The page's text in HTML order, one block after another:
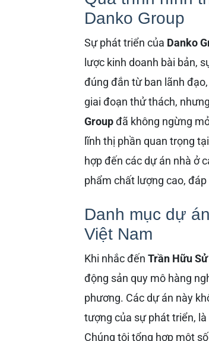
Danko Group
Sự phát triển của Danko
lược kinh doanh bài bản,
đúng đắn từ ban lãnh
giai đoạn thử thách,
Groupđã không ngừng
lĩnh thị phần quan trọng
hợp đến các dự án nhà ở
phẩm chất lượng cao,
Danh mục dự
Việt Nam
Khi nhắc đến Trần Hữu Sử
động sản quy mô hàng
phương. Các dự án này
tượng của sự phát triển,
Chúng tôi tổng hợp một